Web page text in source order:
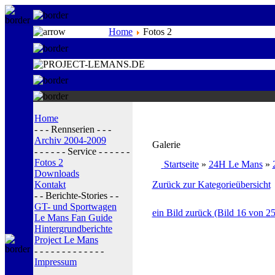
Home Fotos 2
Home
- - - Rennserien - - -
Archiv 2004-2009
- - - - - - Service - - - - - -
Fotos 2
Downloads
Kontakt
- - Berichte-Stories - -
GT- und Sportwagen
Le Mans Fan Guide
Hintergrundberichte
Project Le Mans
- - - - - - - - - - - - -
Impressum
Galerie
Startseite» 24H Le Mans»
Zurück zur Kategorieübersicht
ein Bild zurück (Bild 16 von